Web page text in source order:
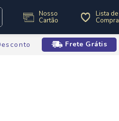
Nosso
Cartão
Lista de
Compra
Frete Grátis